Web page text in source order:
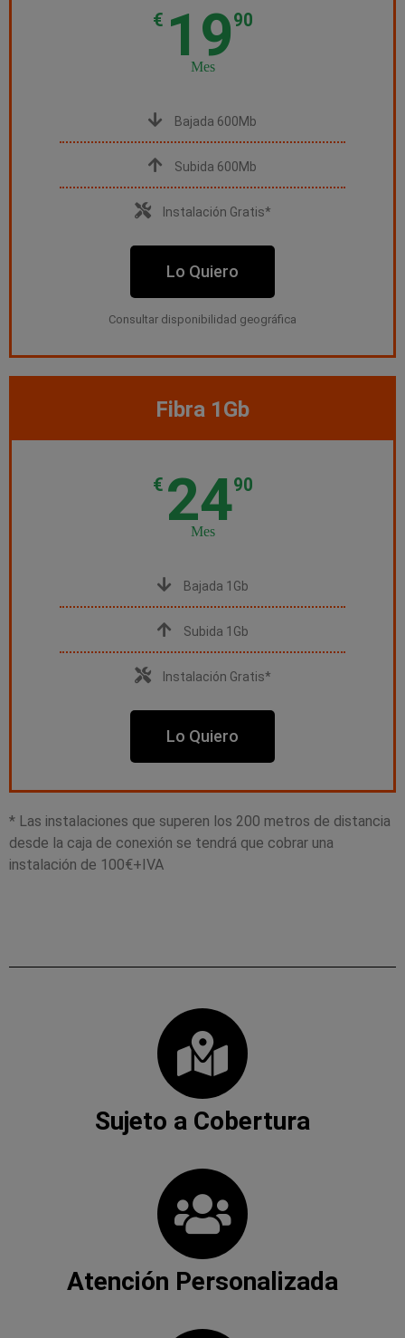
€ 1990
Mes
Bajada 600Mb
Subida 600Mb
Instalación Gratis*
Lo Quiero
Consultar disponibilidad geográfica
Fibra 1Gb
€ 2490
Mes
Bajada 1Gb
Subida 1Gb
Instalación Gratis*
Lo Quiero
* Las instalaciones que superen los 200 metros de distancia
desde la caja de conexión se tendrá que cobrar una
instalación de 100€+IVA
Sujeto a Cobertura
Atención Personalizada